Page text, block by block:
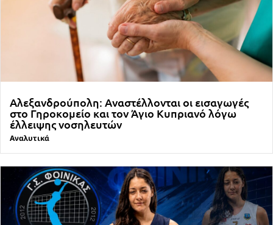
Αλεξανδρούπολη: Αναστέλλονται οι εισαγωγές
στο Γηροκομείο και τον Άγιο Κυπριανό λόγω
έλλειψης νοσηλευτών
Αναλυτικά